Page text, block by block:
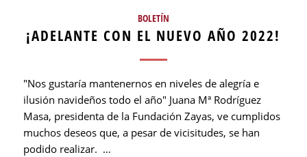
BOLETÍN
¡ADELANTE CON EL NUEVO AÑO 2022!
"Nos gustaría mantenernos en niveles de alegría e
ilusión navideños todo el año" Juana Mª Rodríguez
Masa, presidenta de la Fundación Zayas, ve cumplidos
muchos deseos que, a pesar de vicisitudes, se han
podido realizar. …